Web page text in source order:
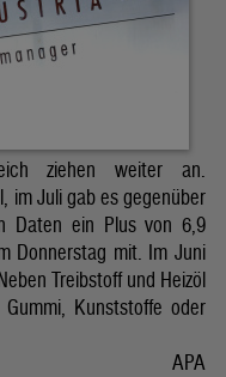
ziehen weiter an.
im Juli gab es gegenüber
Daten ein Plus von 6,9
Donnerstag mit. Im Juni
Treibstoff und Heizöl
Kunststoffe oder
APA